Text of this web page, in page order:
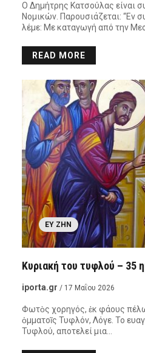
Ο Δημήτρης Κατσούλας είναι
Νομικών. Παρουσιάζεται: “Εν
λέμε: Με καταγωγή από την
READ MORE
ΕΥ ΖΗΝ
Κυριακή του τυφλού – 35
iporta.gr / 17 Μαΐου 2026
Φωτὸς χορηγός, ἐκ φάους
ὀμματοῖς Τυφλόν, Λόγε. Το
Τυφλού, αποτελεί μια…